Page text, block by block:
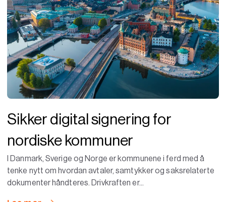
Sikker digital signering for
nordiske kommuner
I Danmark, Sverige og Norge er kommunene i ferd med å
tenke nytt om hvordan avtaler, samtykker og saksrelaterte
dokumenter håndteres. Drivkraften er...